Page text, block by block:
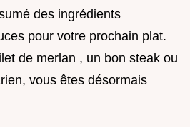
des ingrédients
pour votre prochain plat.
de merlan , un bon steak ou
vous êtes désormais